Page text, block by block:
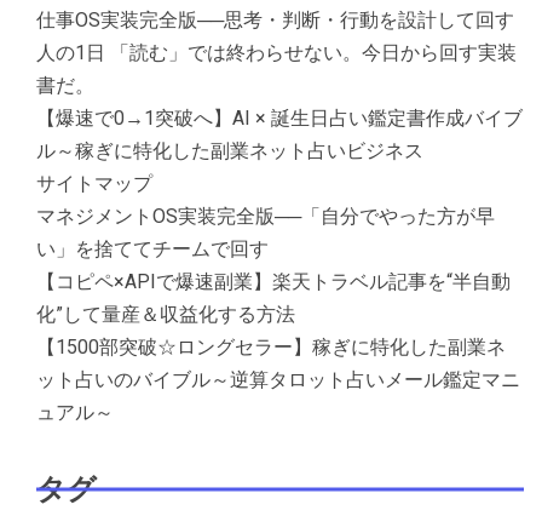
仕事OS実装完全版──思考・判断・行動を設計して回す
人の1日 「読む」では終わらせない。今日から回す実装
書だ。
【爆速で0→1突破へ】AI × 誕生日占い鑑定書作成バイブ
ル～稼ぎに特化した副業ネット占いビジネス
サイトマップ
マネジメントOS実装完全版──「自分でやった方が早
い」を捨ててチームで回す
【コピペ×APIで爆速副業】楽天トラベル記事を“半自動
化”して量産＆収益化する方法
【1500部突破☆ロングセラー】稼ぎに特化した副業ネ
ット占いのバイブル～逆算タロット占いメール鑑定マニ
ュアル～
タグ